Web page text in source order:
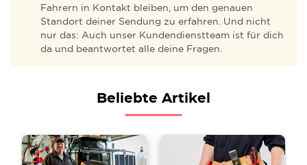
Fahrern in Kontakt bleiben, um den genauen
Standort deiner Sendung zu erfahren. Und nicht
nur das: Auch unser Kundendienstteam ist für dich
da und beantwortet alle deine Fragen.
Beliebte Artikel